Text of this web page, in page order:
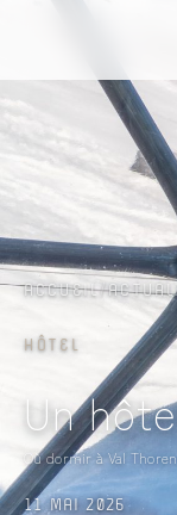
ACCUEIL/
HÔTEL
Un
Où dormir à Val
11 MAI 2026